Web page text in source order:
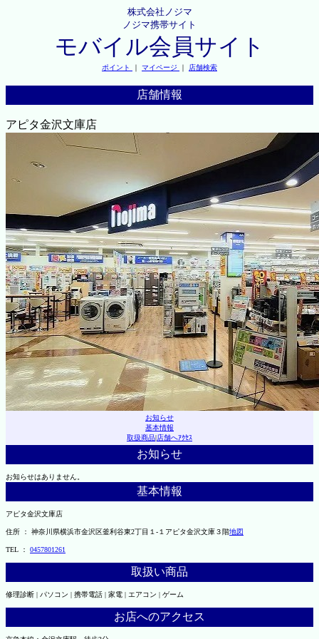
株式会社ノジマ
ノジマ携帯サイト
モバイル会員サイト
ポイント ｜ マイページ ｜ 店舗検索
店舗情報
アピタ金沢文庫店
お知らせ
基本情報
取扱商品|店舗へｱｸｾｽ
お知らせ
お知らせはありません。
基本情報
アピタ金沢文庫店
住所 ： 神奈川県横浜市金沢区釜利谷東2丁目１-１アピタ金沢文庫３階地図
TEL ： 0457801261
取扱い商品
修理診断 | パソコン | 携帯電話 | 家電 | エアコン | ゲーム
お店へのアクセス